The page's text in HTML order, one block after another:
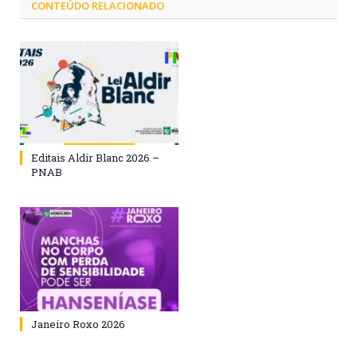
CONTEÚDO RELACIONADO
Editais Aldir Blanc 2026 –
PNAB
Janeiro Roxo 2026